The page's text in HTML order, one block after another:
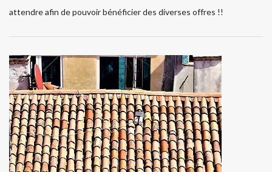
attendre afin de pouvoir bénéficier des diverses offres !!